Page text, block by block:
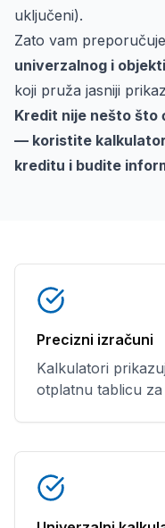
uključeni).
Zato vam
univerzalnog i
koji pruža jasniji
Kredit nije nešto što
— koristite
kreditu i budite
Precizni izračuni
Kalkulatori
otplatnu tablicu